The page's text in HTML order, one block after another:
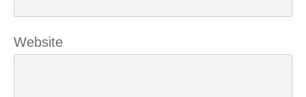
Website